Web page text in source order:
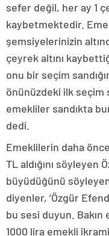
sefer değil, her ay 1
kaybetmektedir.
şemsiyelerinizin
çeyrek altını
onu bir seçim
önünüzdeki ilk seçim
emekliler sandıkta
dedi.
Emeklilerin daha
TL aldığını söyleyen
büyüdüğünü
diyenler, ‘Özgür
bu sesi duyun. Bakın
1000 lira emekli